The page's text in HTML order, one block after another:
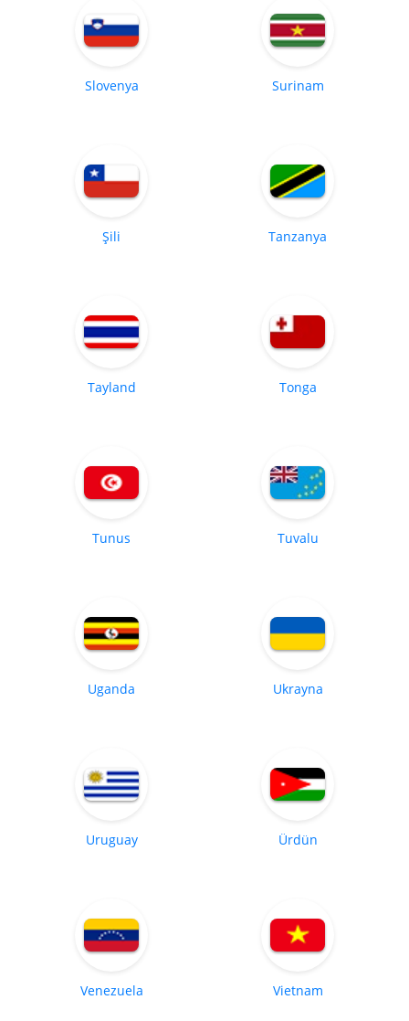
Slovenya Surinam
Şili Tanzanya
Tayland Tonga
Tunus Tuvalu
Uganda Ukrayna
Uruguay Ürdün
Venezuela Vietnam